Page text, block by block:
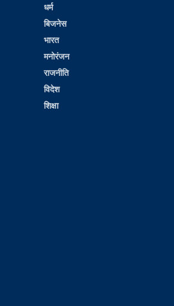
धर्म
बिजनेस
भारत
मनोरंजन
राजनीति
विदेश
शिक्षा